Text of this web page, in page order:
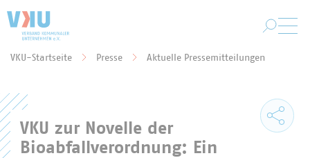
VKU-Startseite Presse Aktuelle Pressemitteilungen
VKU zur Novelle der
Bioabfallverordnung: Ein